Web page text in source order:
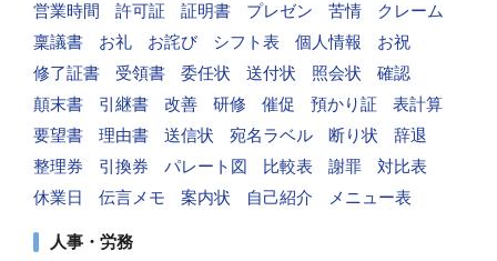
営業時間
許可証 証明書 プレゼン 苦情
クレーム
稟議書
お礼 お詫び シフト表 個人情報
お祝
修了証書
受領書 委任状 送付状 照会状
確認
顛末書
引継書 改善 研修 催促 預かり証
表計算
要望書
理由書 送信状 宛名ラベル 断り状
辞退
整理券
引換券 パレート図 比較表 謝罪
対比表
休業日
伝言メモ 案内状 自己紹介 メニュー表
人事・労務